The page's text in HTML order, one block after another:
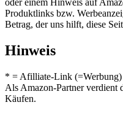
oder einem Hinweis auf
Produktlinks bzw.
Betrag, der uns hilft, diese
Hinweis
* = Afilliate-Link (=Werbung)
Als Amazon-Partner verdient
Käufen.